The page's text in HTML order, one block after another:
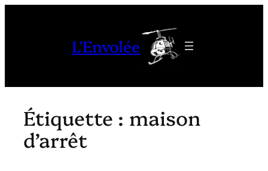
L'Envolée
Étiquette : maison
d’arrêt